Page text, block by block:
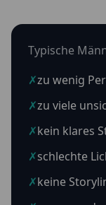
Typische
✗zu wenig
✗zu viele
✗kein klares
✗schlechte
✗keine